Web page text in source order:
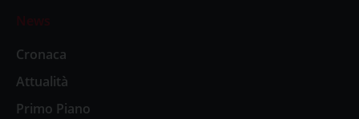
News
Cronaca
Attualità
Primo Piano